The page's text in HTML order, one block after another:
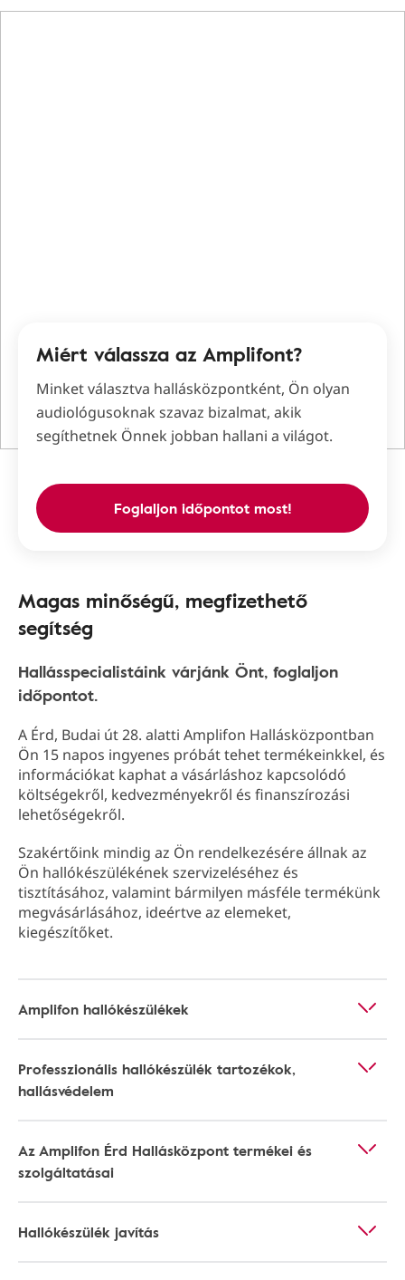
Miért válassza az Amplifont?
Minket választva hallásközpontként, Ön olyan
audiológusoknak szavaz bizalmat, akik
segíthetnek Önnek jobban hallani a világot.
Foglaljon időpontot most!
Magas minőségű, megfizethető
segítség
Hallásspecialistáink várjánk Önt, foglaljon
időpontot.
A Érd, Budai út 28. alatti Amplifon Hallásközpontban
Ön 15 napos ingyenes próbát tehet termékeinkkel, és
információkat kaphat a vásárláshoz kapcsolódó
költségekről, kedvezményekről és finanszírozási
lehetőségekről.
Szakértőink mindig az Ön rendelkezésére állnak az
Ön hallókészülékének szervizeléséhez és
tisztításához, valamint bármilyen másféle termékünk
megvásárlásához, ideértve az elemeket,
kiegészítőket.
Amplifon hallókészülékek
Professzionális hallókészülék tartozékok,
hallásvédelem
Az Amplifon Érd Hallásközpont termékei és
szolgáltatásai
Hallókészülék javítás